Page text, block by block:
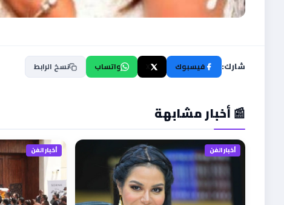
شارك: فيسبوك واتساب نسخ الرابط
📰 أخبار مشابهة
أخبار الفن أخبار الفن